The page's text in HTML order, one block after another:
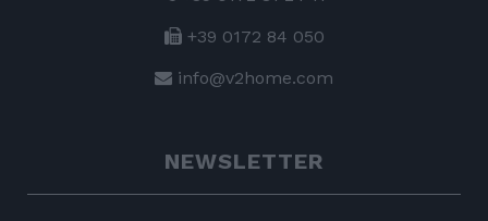
+39 0172 84 050
info@v2home.com
NEWSLETTER